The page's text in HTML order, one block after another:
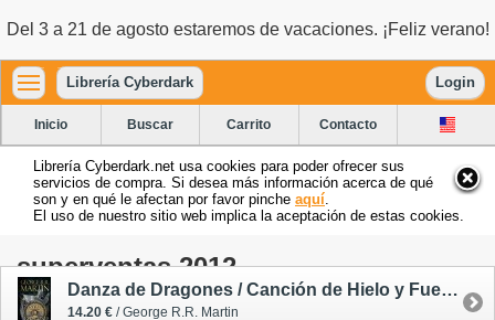
Del 3 a 21 de agosto estaremos de vacaciones. ¡Feliz verano!
Librería Cyberdark Login
Inicio Buscar Carrito Contacto
Librería Cyberdark.net usa cookies para poder ofrecer sus
servicios de compra. Si desea más información acerca de qué
son y en qué le afectan por favor pinche aquí
El uso de nuestro sitio web implica la aceptación de estas cookies.
superventas 2012
Danza de Dragones / Canción de Hielo y Fuego 5
14.20 € / George R.R. Martin